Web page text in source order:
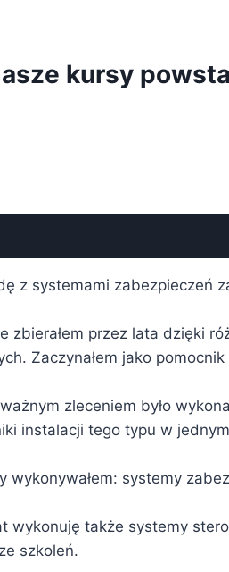
kursy
z systemami zabezpieczeń
zbierałem przez lata dzięki
Zaczynałem jako
zleceniem było
instalacji tego typu w
wykonywałem: systemy
wykonuję także systemy
szkoleń.